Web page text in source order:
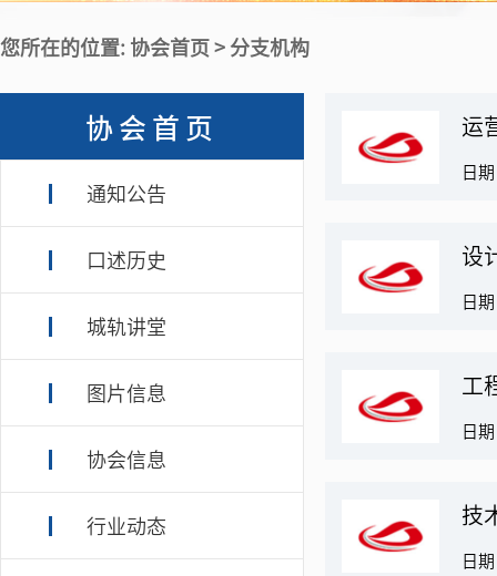
您所在的位置: 协会首页 > 分支机构
协会首页
通知公告
口述历史
城轨讲堂
图片信息
协会信息
行业动态
运
日
设
日
工
日
技
日